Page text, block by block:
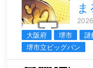
ま
大阪府
堺市 謎
堺市立ビッグバン